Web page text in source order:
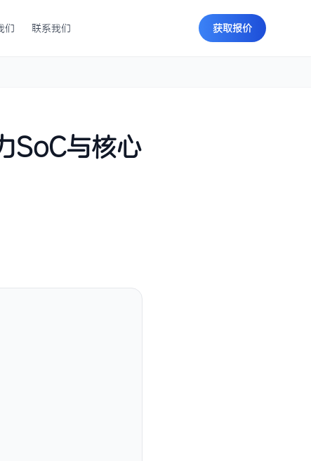
们 联系我们 获取报价
SoC与核心